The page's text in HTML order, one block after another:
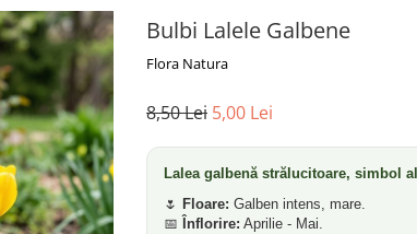
Bulbi Lalele Galbene
Flora Natura
8,50 Lei 5,00 Lei
Lalea galbenă strălucitoare, simbol
🌷 Floare: Galben intens, mare.
📅
Înflorire: Aprilie - Mai.